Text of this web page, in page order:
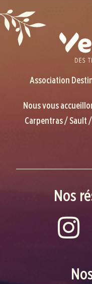
Association
Nous vous
Carpentras / Sault
Nos